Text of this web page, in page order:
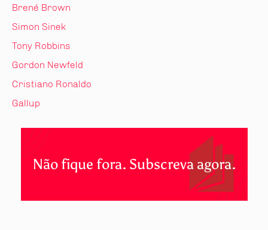
Brené Brown
Simon Sinek
Tony Robbins
Gordon Newfeld
Cristiano Ronaldo
Gallup
Não fique fora. Subscreva agora.